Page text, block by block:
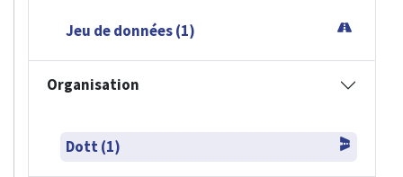
Jeu de données (1)
Organisation
Dott (1)